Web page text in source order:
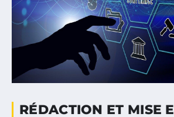
RÉDACTION ET MISE